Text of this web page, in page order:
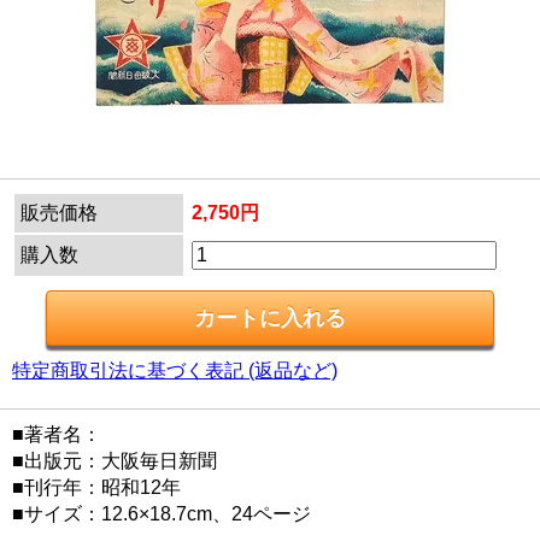
販売価格 2,750円
購入数
特定商取引法に基づく表記 (返品など)
■著者名：
■出版元：大阪毎日新聞
■刊行年：昭和12年
■サイズ：12.6×18.7cm、24ページ